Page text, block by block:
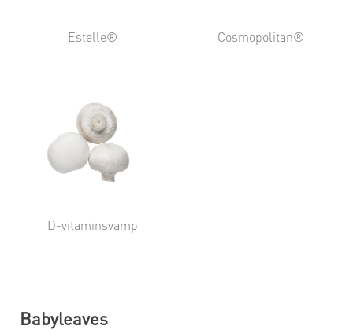
Estelle® Cosmopolitan®
D-vitaminsvamp
Babyleaves